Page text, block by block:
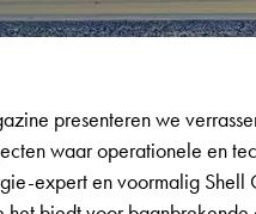
presenteren we
waar operationele en
expert en voormalig Shell